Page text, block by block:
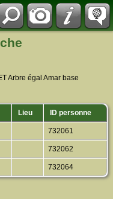
Arbre égal Amar base
Lieu ID personne
732061
732062
732064